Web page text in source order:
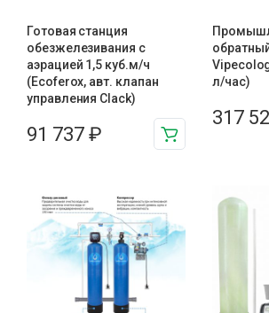
Готовая станция
обезжелезивания c
аэрацией 1,5 куб.м/ч
(Ecoferox, авт. клапан
управления Clack)
91 737 ₽
л/час)
317